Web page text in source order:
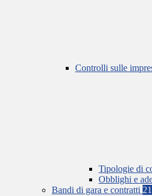
Controlli sulle
Tipologie di
Obblighi e
Bandi di gara e contratti